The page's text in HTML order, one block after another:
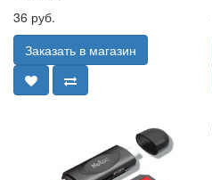
36 руб.
Заказать в магазин